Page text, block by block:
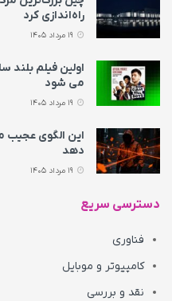
راه‌اندازی کرد
اولین فیلم
می‌ شود
این الگوی عجیب
دهد
دسترسی سریع
فناوری
کامپیوتر و موبایل
نقد و بررسی